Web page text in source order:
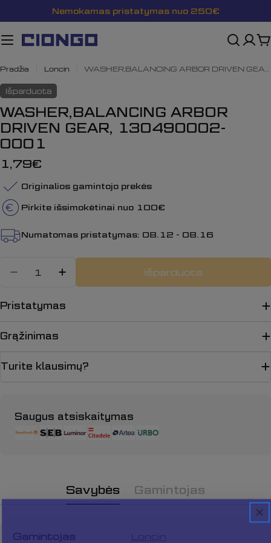
prie
turinio
Nemokamas pristatymas nuo 250€
Pradžia Loncin
Išparduota
WASHER,BALANCING ARBOR
DRIVEN GEAR, 130490002-
0001
Įprasta
kaina
1,79€
Originalios gamintojo prekės
Pirkite išsimokėtinai nuo 100€
Numatomas pristatymas: 08.12 - 08.16
Sumažinti kiekį:
Padidinti
Išparduota
Pristatymas
Grąžinimas
Turite klausimų?
Saugus atsiskaitymas
Apmokėjimo
būdai
Savybės Gamintojas
Gamintojas